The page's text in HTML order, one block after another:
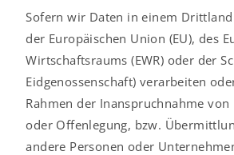
Sofern wir Daten in einem
der Europäischen Union (EU), des
Wirtschaftsraums (EWR) oder der
Eidgenossenschaft) verarbeiten
Rahmen der Inanspruchnahme
oder Offenlegung, bzw.
andere Personen oder